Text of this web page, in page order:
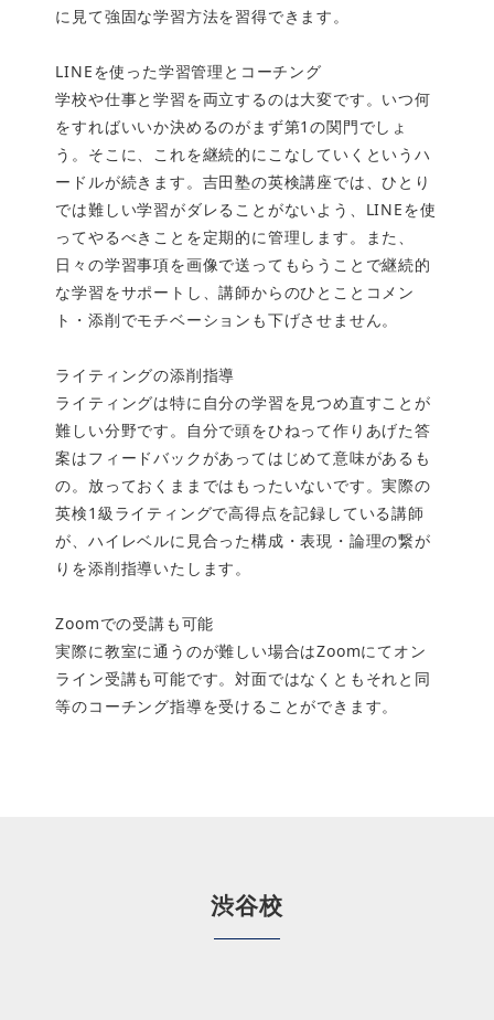
に見て強固な学習方法を習得できます。
LINEを使った学習管理とコーチング
学校や仕事と学習を両立するのは大変です。いつ何
をすればいいか決めるのがまず第1の関門でしょ
う。そこに、これを継続的にこなしていくというハ
ードルが続きます。吉田塾の英検講座では、ひとり
では難しい学習がダレることがないよう、LINEを使
ってやるべきことを定期的に管理します。また、
日々の学習事項を画像で送ってもらうことで継続的
な学習をサポートし、講師からのひとことコメン
ト・添削でモチベーションも下げさせません。
ライティングの添削指導
ライティングは特に自分の学習を見つめ直すことが
難しい分野です。自分で頭をひねって作りあげた答
案はフィードバックがあってはじめて意味があるも
の。放っておくままではもったいないです。実際の
英検1級ライティングで高得点を記録している講師
が、ハイレベルに見合った構成・表現・論理の繋が
りを添削指導いたします。
Zoomでの受講も可能
実際に教室に通うのが難しい場合はZoomにてオン
ライン受講も可能です。対面ではなくともそれと同
等のコーチング指導を受けることができます。
渋谷校